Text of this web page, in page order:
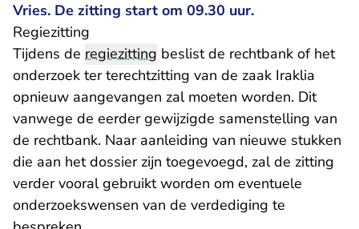
Vries. De zitting start om 09.30 uur.
Regiezitting
Tijdens de regiezitting beslist de rechtbank of het
onderzoek ter terechtzitting van de zaak Iraklia
opnieuw aangevangen zal moeten worden. Dit
vanwege de eerder gewijzigde samenstelling van
de rechtbank. Naar aanleiding van nieuwe stukken
die aan het dossier zijn toegevoegd, zal de zitting
verder vooral gebruikt worden om eventuele
onderzoekswensen van de verdediging te